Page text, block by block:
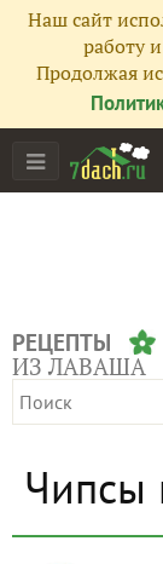
Наш сайт
работу
Продолжая
РЕЦЕПТЫ
ИЗ ЛАВАША
Чипсы